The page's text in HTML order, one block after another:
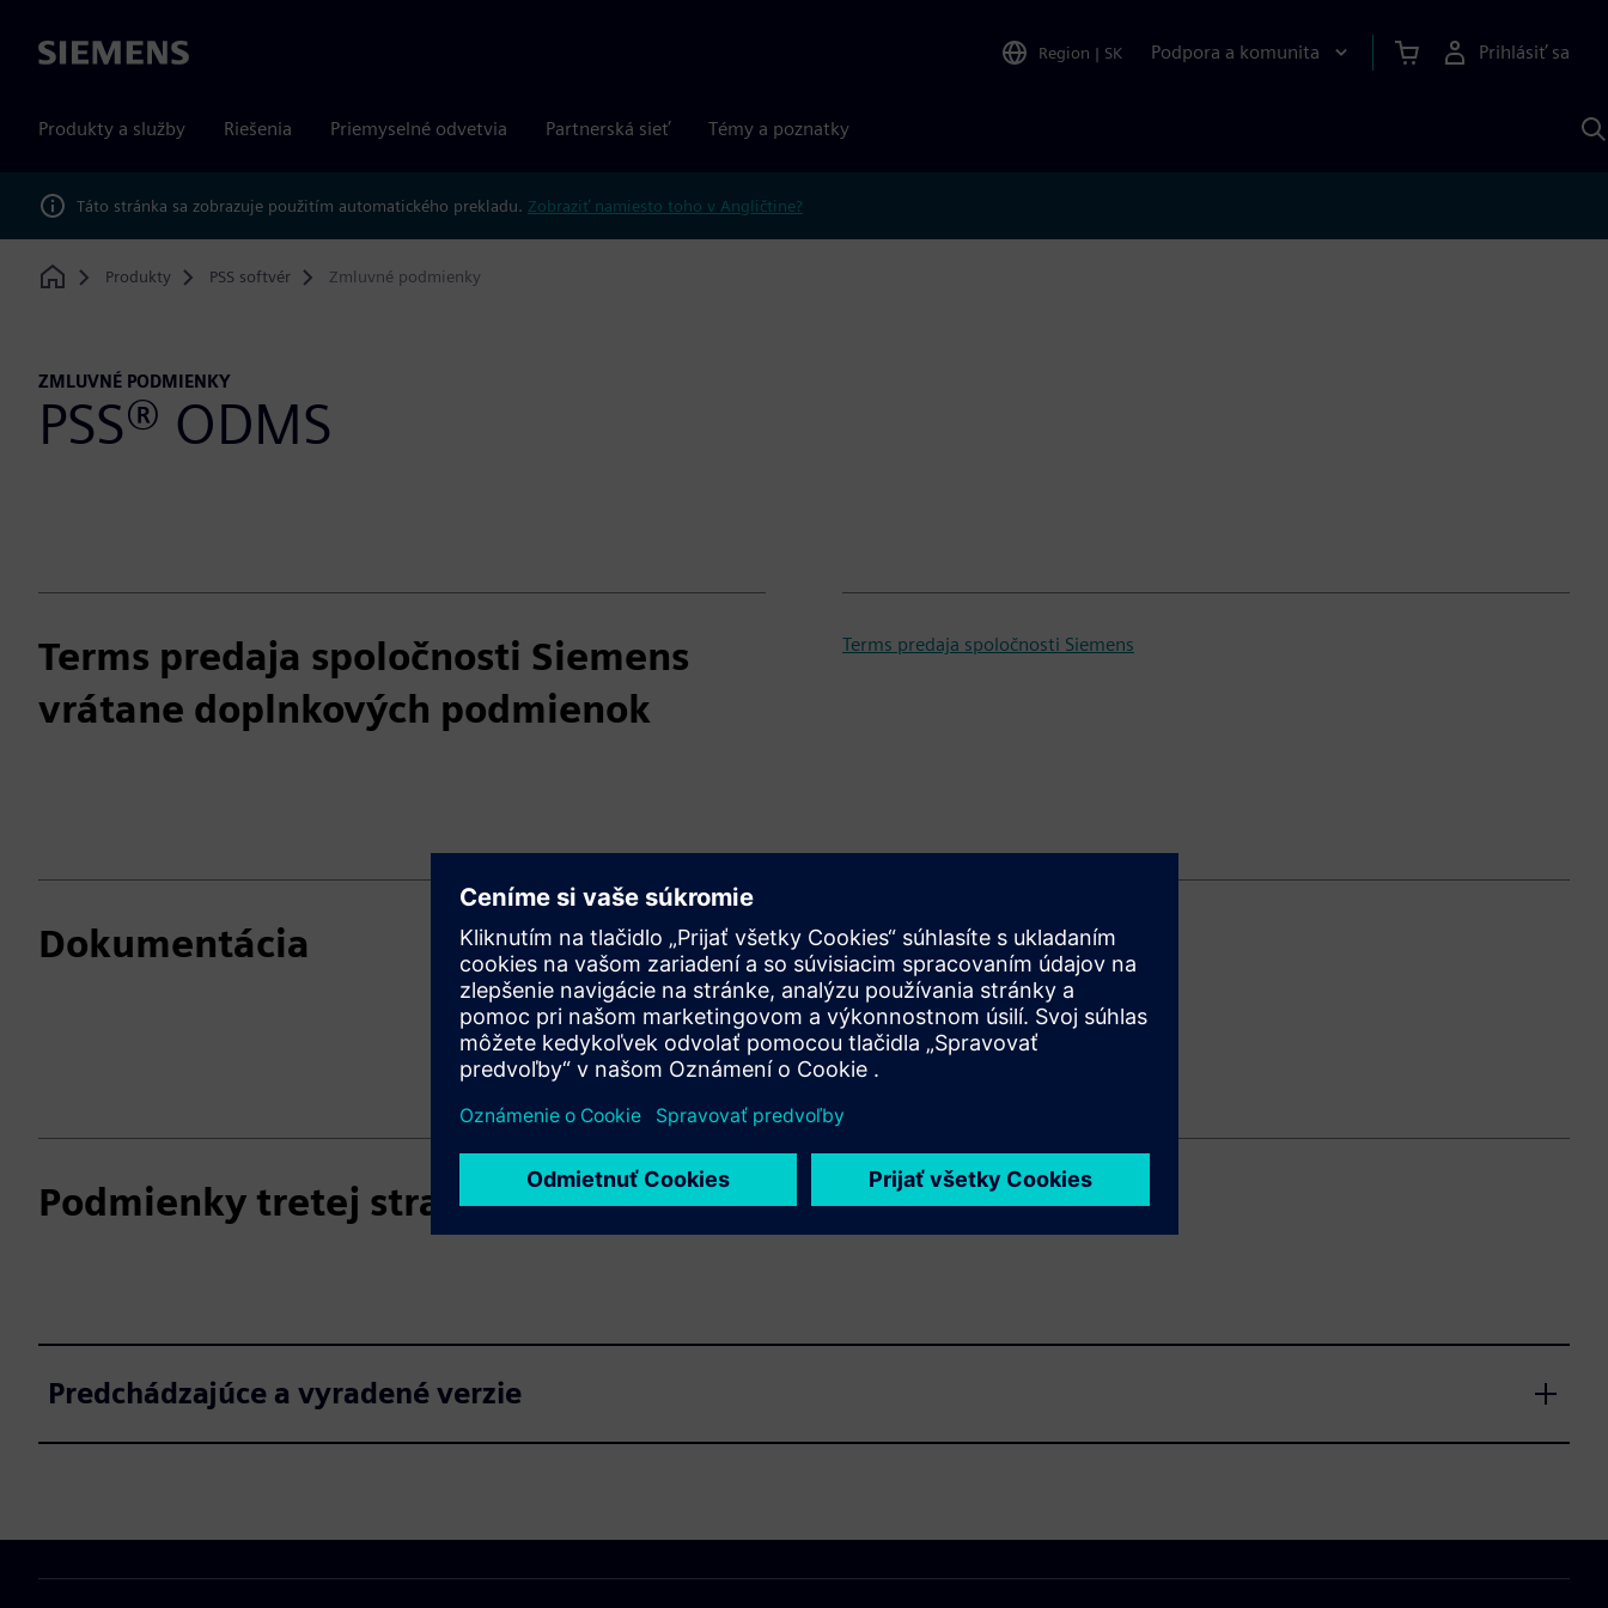
Siemens Region | SK Podpora a komunita Prihlásiť sa
Produkty a služby Riešenia Priemyselné odvetvia Partnerská sieť Témy a poznatky
Táto stránka sa zobrazuje použitím automatického prekladu. Zobraziť namiesto toho v Angličtine?
Home
Produkty PSS softvér Zmluvné podmienky
ZMLUVNÉ PODMIENKY
PSS® ODMS
Terms predaja spoločnosti Siemens
vrátane doplnkových podmienok
Terms predaja spoločnosti Siemens
Dokumentácia Produktový list PSS® ODMS
Plán údržby a podpory
Podmienky tretej strany Podmienky tretej strany
Predchádzajúce a vyradené verzie